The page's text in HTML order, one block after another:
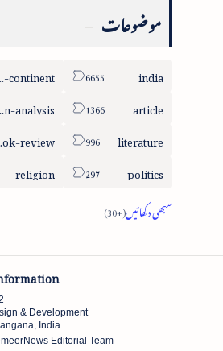
موضوعات
india
article
literature
politics
religion
& Development
India
Editorial Team